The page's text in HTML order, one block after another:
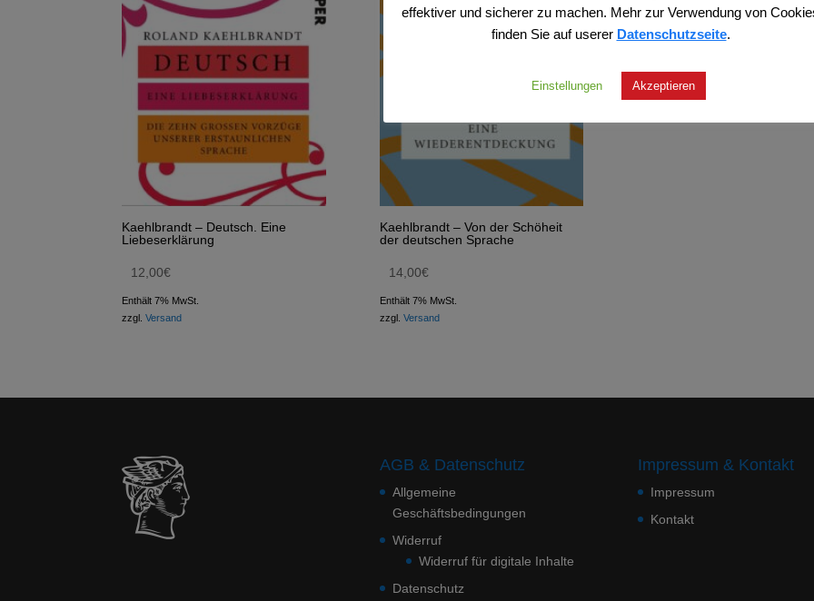
Kaehlbrandt – Deutsch. Eine
Liebeserklärung
12,00€
Enthält 7% MwSt.
zzgl.Versand
Kaehlbrandt – Von der Schöheit
der deutschen Sprache
14,00€
Enthält 7% MwSt.
zzgl. Versand
AGB & Datenschutz
Allgemeine
Geschäftsbedingungen
Widerruf
Widerruf für digitale Inhalte
Datenschutz
Impressum & Kontakt
Impressum
Kontakt
effektiver und sicherer zu machen. Mehr zur Verwendung von
finden Sie auf userer Datenschutzseite.
Einstellungen Akzeptieren